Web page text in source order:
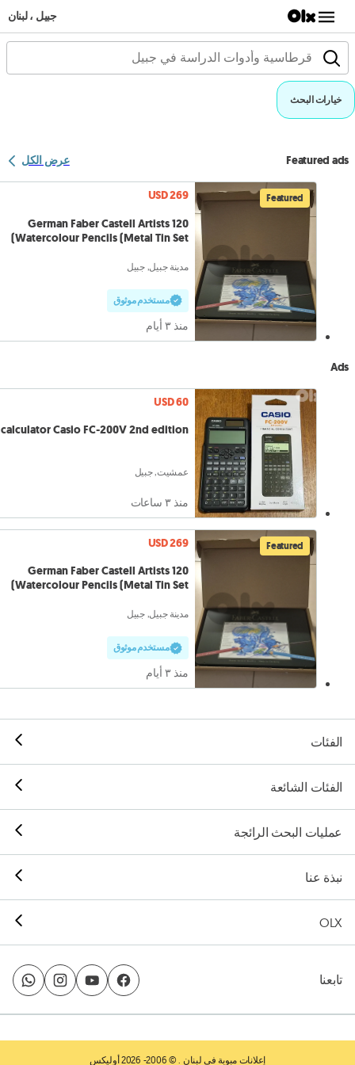
جبيل ، لبنان
خيارات البحث
Featured ads عرض الكل
Featured
USD 269
German Faber Castell Artists 120
Watercolour Pencils (Metal Tin Set)
مدينة جبيل, جبيل
مستخدم موثوق
منذ ٣ أيام
Ads
USD 60
calculator Casio FC-200V 2nd edition
عمشيت, جبيل
منذ ٣ ساعات
Featured
USD 269
German Faber Castell Artists 120
Watercolour Pencils (Metal Tin Set)
مدينة جبيل, جبيل
مستخدم موثوق
منذ ٣ أيام
الفئات
الفئات الشائعة
عمليات البحث الرائجة
نبذة عنا
OLX
تابعنا
إعلانات مبوبة في لبنان . © 2006- 2026 أوليكس